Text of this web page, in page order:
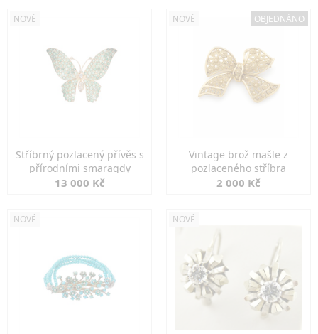
NOVÉ
Stříbrný pozlacený přívěs s
přírodními smaragdy
13 000 Kč
NOVÉ OBJEDNÁNO
Vintage brož mašle z
pozlaceného stříbra
2 000 Kč
NOVÉ NOVÉ